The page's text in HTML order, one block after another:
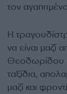
τον
Η
να είναι
Θεοδωρίδου
ταξίδια,
μαζί και